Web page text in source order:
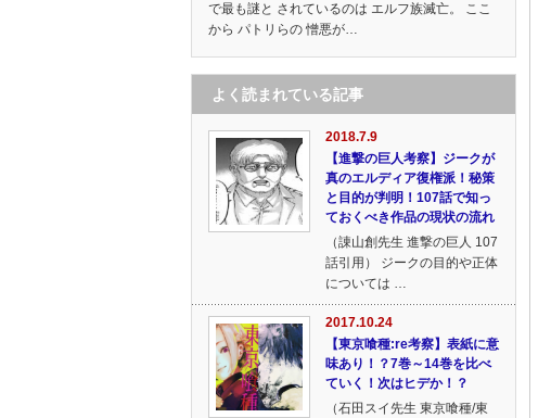
で最も謎と されているのは エルフ族滅亡。 ここ
から パトリらの 憎悪が…
よく読まれている記事
2018.7.9
【進撃の巨人考察】ジークが
真のエルディア復権派！秘策
と目的が判明！107話で知っ
ておくべき作品の現状の流れ
（諌山創先生 進撃の巨人 107
話引用） ジークの目的や正体
については …
2017.10.24
【東京喰種:re考察】表紙に意
味あり！？7巻～14巻を比べ
ていく！次はヒデか！？
（石田スイ先生 東京喰種/東